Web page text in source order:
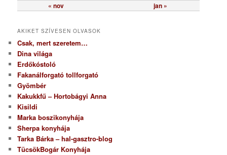
« nov jan »
AKIKET SZÍVESEN OLVASOK
Csak, mert szeretem…
Dina világa
Erdőkóstoló
Fakanálforgató tollforgató
Gyömbér
Kakukkfű – Hortobágyi Anna
Kisildi
Marka boszikonyhája
Sherpa konyhája
Tarka Bárka – hal-gasztro-blog
TücsökBogár Konyhája